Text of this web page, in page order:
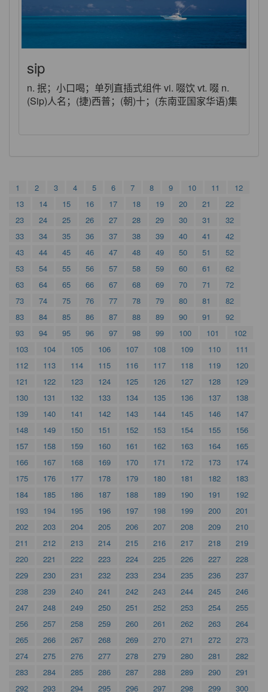
sip
n. 抿；小口喝；单列直插式组件 vi. 啜饮 vt. 啜 n.
(Sip)人名；(捷)西普；(朝)十；(东南亚国家华语)集
1 2 3 4 5 6 7 8 9 10 11
12
13
14 15 16 17 18 19 20 21
22
23
24 25 26 27 28 29 30 31
32
33
34 35 36 37 38 39 40 41
42
43
44 45 46 47 48 49 50 51
52
53
54 55 56 57 58 59 60 61
62
63
64 65 66 67 68 69 70 71
72
73
74 75 76 77 78 79 80 81
82
83
84 85 86 87 88 89 90 91
92
93
94 95 96 97 98 99 100 101
102
103
104 105 106 107 108 109 110
111
112
113 114 115 116 117 118 119
120
121
122 123 124 125 126 127 128
129
130
131 132 133 134 135 136 137
138
139
140 141 142 143 144 145 146
147
148
149 150 151 152 153 154 155
156
157
158 159 160 161 162 163 164
165
166
167 168 169 170 171 172 173
174
175
176 177 178 179 180 181 182
183
184
185 186 187 188 189 190 191
192
193
194 195 196 197 198 199 200
201
202
203 204 205 206 207 208 209
210
211
212 213 214 215 216 217 218
219
220
221 222 223 224 225 226 227
228
229
230 231 232 233 234 235 236
237
238
239 240 241 242 243 244 245
246
247
248 249 250 251 252 253 254
255
256
257 258 259 260 261 262 263
264
265
266 267 268 269 270 271 272
273
274
275 276 277 278 279 280 281
282
283
284 285 286 287 288 289 290
291
292
293 294 295 296 297 298 299 300